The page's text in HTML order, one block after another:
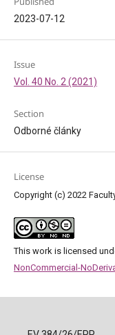
2023-07-12
Issue
Vol. 40 No. 2 (2021)
Section
Odborné články
License
Copyright (c) 2022
This work is licensed
NonCommercial-